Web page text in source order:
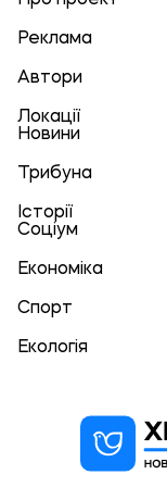
Реклама
Автори
Локації
Новини
Трибуна
Історії
Соціум
Економіка
Спорт
Екологія